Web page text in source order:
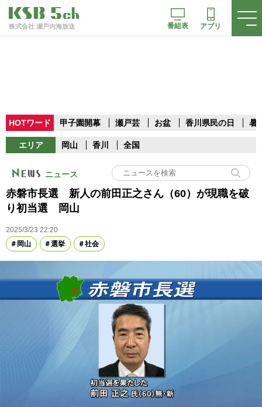
株式会社 瀬戸内海放送 番組表 アプリ
HOTワード 甲子園開幕 瀬戸芸 お盆 香川県民の日 暑
エリア 岡山 香川 全国
ニュース
赤磐市長選 新人の前田正之さん（60）が現職を破
り初当選 岡山
2025/3/23 22:20
岡山
選挙 社会